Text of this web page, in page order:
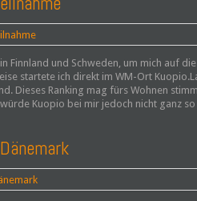
Finnland und Schweden, um mich auf
startete ich direkt im WM-Ort
Dieses Ranking mag fürs Wohnen
würde Kuopio bei mir jedoch nicht ganz